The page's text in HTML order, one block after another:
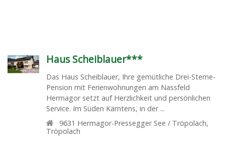
Haus Scheiblauer***
Das Haus Scheiblauer, Ihre gemütliche Drei-Sterne-
Pension mit Ferienwohnungen am Nassfeld
Hermagor setzt auf Herzlichkeit und persönlichen
Service. Im Süden Kärntens, in der ...
9631 Hermagor-Pressegger See / Tröpolach,
Tröpolach